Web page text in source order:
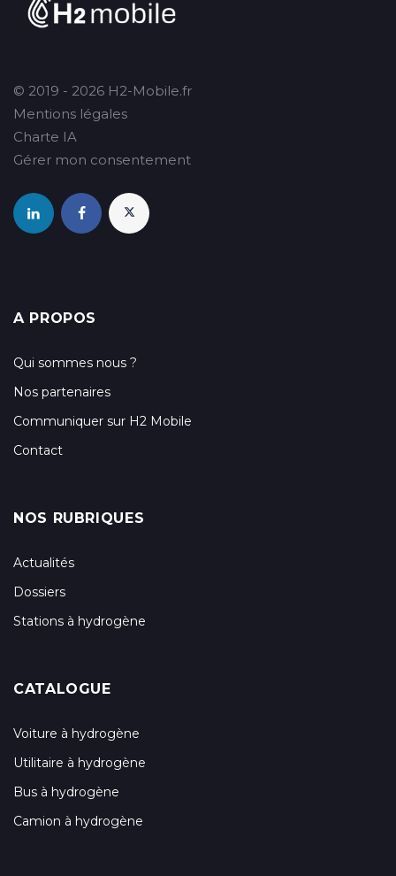
© 2019 - 2026 H2-Mobile.fr
Mentions légales
Charte IA
Gérer mon consentement
A PROPOS
Qui sommes nous ?
Nos partenaires
Communiquer sur H2 Mobile
Contact
NOS RUBRIQUES
Actualités
Dossiers
Stations à hydrogène
CATALOGUE
Voiture à hydrogène
Utilitaire à hydrogène
Bus à hydrogène
Camion à hydrogène